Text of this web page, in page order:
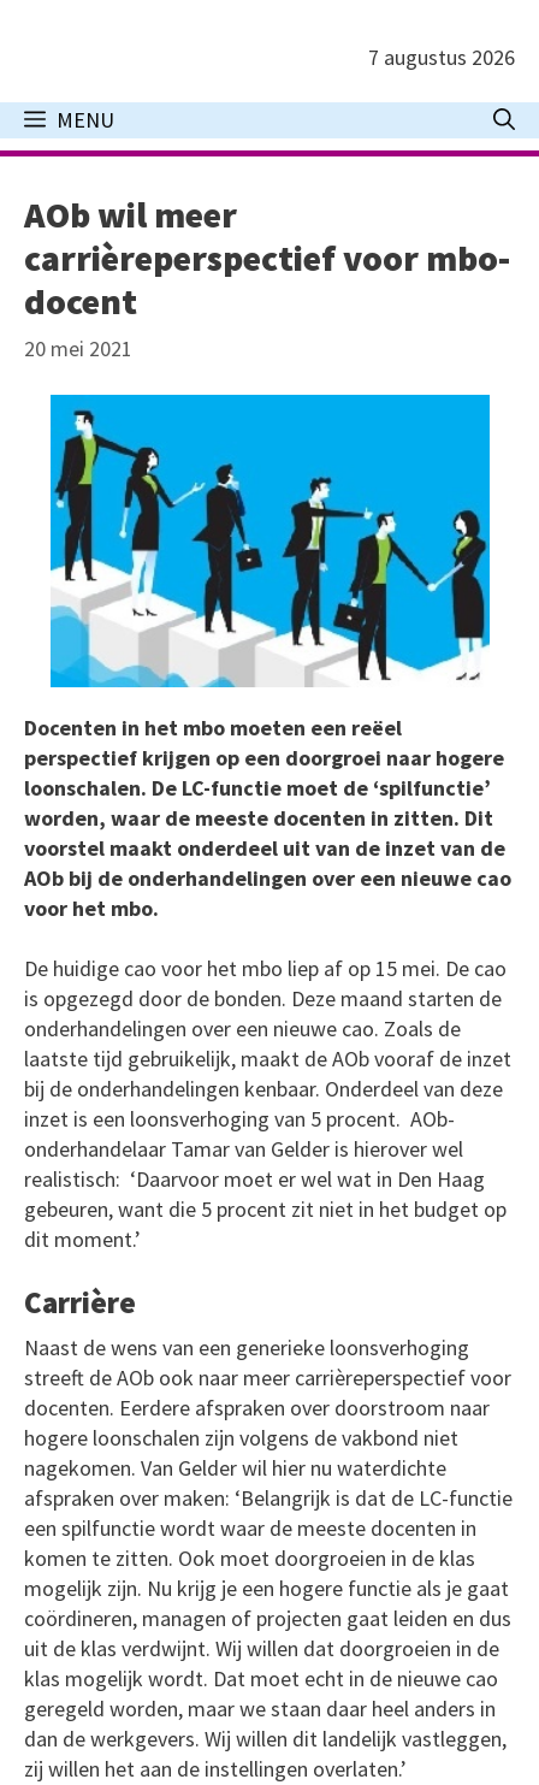
inhoud
7 augustus 2026
MENU
AOb wil meer
carrièreperspectief voor mbo-
docent
20 mei 2021
Docenten in het mbo moeten een reëel
perspectief krijgen op een doorgroei naar hogere
loonschalen. De LC-functie moet de ‘spilfunctie’
worden, waar de meeste docenten in zitten. Dit
voorstel maakt onderdeel uit van de inzet van de
AOb bij de onderhandelingen over een nieuwe cao
voor het mbo.
De huidige cao voor het mbo liep af op 15 mei. De cao
is opgezegd door de bonden. Deze maand starten de
onderhandelingen over een nieuwe cao. Zoals de
laatste tijd gebruikelijk, maakt de AOb vooraf de inzet
bij de onderhandelingen kenbaar. Onderdeel van deze
inzet is een loonsverhoging van 5 procent. AOb-
onderhandelaar Tamar van Gelder is hierover wel
realistisch: ‘Daarvoor moet er wel wat in Den Haag
gebeuren, want die 5 procent zit niet in het budget op
dit moment.’
Carrière
Naast de wens van een generieke loonsverhoging
streeft de AOb ook naar meer carrièreperspectief voor
docenten. Eerdere afspraken over doorstroom naar
hogere loonschalen zijn volgens de vakbond niet
nagekomen. Van Gelder wil hier nu waterdichte
afspraken over maken: ‘Belangrijk is dat de LC-functie
een spilfunctie wordt waar de meeste docenten in
komen te zitten. Ook moet doorgroeien in de klas
mogelijk zijn. Nu krijg je een hogere functie als je gaat
coördineren, managen of projecten gaat leiden en dus
uit de klas verdwijnt. Wij willen dat doorgroeien in de
klas mogelijk wordt. Dat moet echt in de nieuwe cao
geregeld worden, maar we staan daar heel anders in
dan de werkgevers. Wij willen dit landelijk vastleggen,
zij willen het aan de instellingen overlaten.’